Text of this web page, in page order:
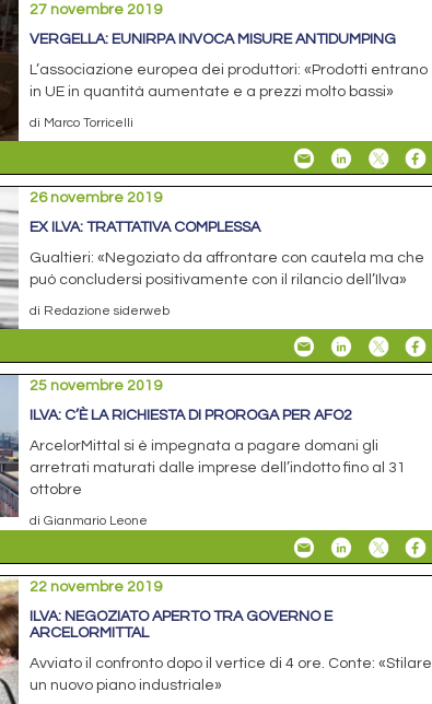
27 novembre 2019
VERGELLA: EUNIRPA INVOCA MISURE ANTIDUMPING
L’associazione europea dei produttori: «Prodotti entrano
in UE in quantità aumentate e a prezzi molto bassi»
di Marco Torricelli
26 novembre 2019
EX ILVA: TRATTATIVA COMPLESSA
Gualtieri: «Negoziato da affrontare con cautela ma che
può concludersi positivamente con il rilancio dell’Ilva»
di Redazione siderweb
25 novembre 2019
ILVA: C’È LA RICHIESTA DI PROROGA PER AFO2
ArcelorMittal si è impegnata a pagare domani gli
arretrati maturati dalle imprese dell’indotto fino al 31
ottobre
di Gianmario Leone
22 novembre 2019
ILVA: NEGOZIATO APERTO TRA GOVERNO E
ARCELORMITTAL
Avviato il confronto dopo il vertice di 4 ore. Conte: «Stilare
un nuovo piano industriale»